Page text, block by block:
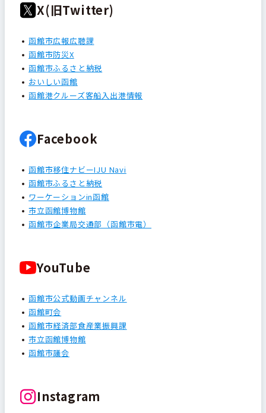
X(旧Twitter)
函館市広報広聴課
函館市防災X
函館市ふるさと納税
おいしい函館
函館港クルーズ客船入出港情報
Facebook
函館市移住ナビーIJU Navi
函館市ふるさと納税
ワーケーションin函館
市立函館博物館
函館市企業局交通部（函館市電）
YouTube
函館市公式動画チャンネル
函館町会
函館市経済部食産業振興課
市立函館博物館
函館市議会
Instagram